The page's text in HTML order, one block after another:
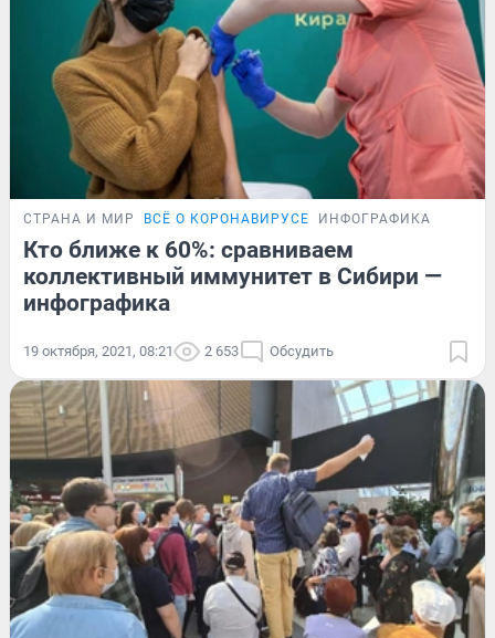
СТРАНА И МИР ВСЁ О КОРОНАВИРУСЕ ИНФОГРАФИКА
Кто ближе к 60%: сравниваем
коллективный иммунитет в Сибири —
инфографика
19 октября, 2021, 08:21 2 653 Обсудить